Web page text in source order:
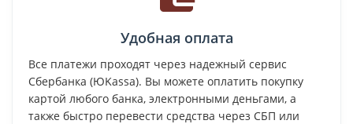
Удобная оплата
Все платежи проходят через надежный сервис
Сбербанка (ЮKassa). Вы можете оплатить покупку
картой любого банка, электронными деньгами, а
также быстро перевести средства через СБП или